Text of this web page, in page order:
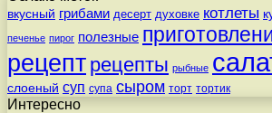
вкусный грибами десерт духовке котлеты
печенье пирог полезные
рецепт рецепты рыбные
слоеный суп супа сыром торт тортик
Интересно